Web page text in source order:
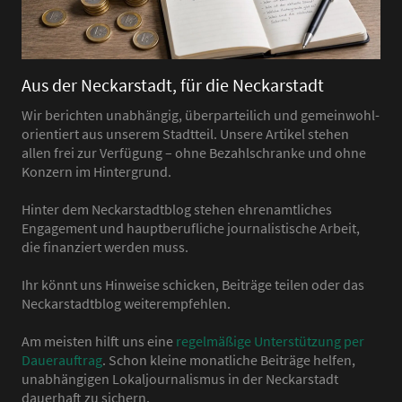
Aus der Neckarstadt, für die Neckarstadt
Wir berichten unabhängig, überparteilich und gemeinwohl-
orientiert aus unserem Stadtteil. Unsere Artikel stehen
allen frei zur Verfügung – ohne Bezahlschranke und ohne
Konzern im Hintergrund.
Hinter dem Neckarstadtblog stehen ehrenamtliches
Engagement und hauptberufliche journalistische Arbeit,
die finanziert werden muss.
Ihr könnt uns Hinweise schicken, Beiträge teilen oder das
Neckarstadtblog weiterempfehlen.
Am meisten hilft uns eine regelmäßige Unterstützung per
Dauerauftrag. Schon kleine monatliche Beiträge helfen,
unabhängigen Lokaljournalismus in der Neckarstadt
dauerhaft zu sichern.